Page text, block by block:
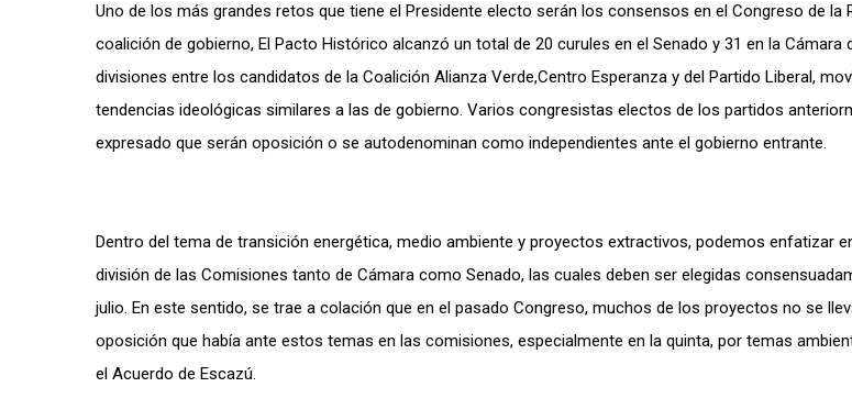
Uno de los más grandes retos que tiene el Presidente electo serán los consensos en el Congreso de la
coalición de gobierno, El Pacto Histórico alcanzó un total de 20 curules en el Senado y 31 en la Cámara
divisiones entre los candidatos de la Coalición Alianza Verde,Centro Esperanza y del Partido Liberal,
tendencias ideológicas similares a las de gobierno. Varios congresistas electos de los partidos
expresado que serán oposición o se autodenominan como independientes ante el gobierno entrante.
Dentro del tema de transición energética, medio ambiente y proyectos extractivos, podemos enfatizar
división de las Comisiones tanto de Cámara como Senado, las cuales deben ser elegidas
julio. En este sentido, se trae a colación que en el pasado Congreso, muchos de los proyectos no se
oposición que había ante estos temas en las comisiones, especialmente en la quinta, por temas
el Acuerdo de Escazú.